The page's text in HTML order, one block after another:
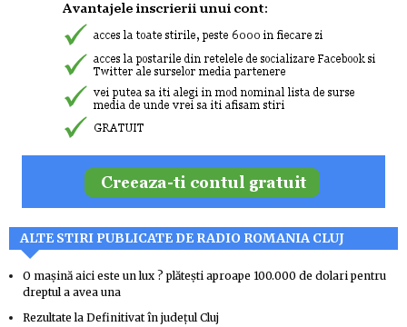
ALTE STIRI PUBLICATE DE RADIO ROMANIA CLUJ
O mașină aici este un lux ? plătești aproape 100.000 de dolari pentru
dreptul a avea una
Rezultate la Definitivat în județul Cluj